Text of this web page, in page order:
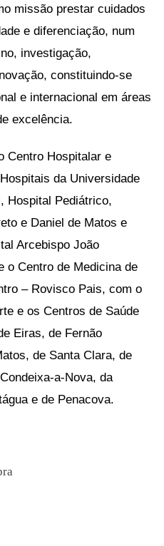
missão prestar cuidados
e diferenciação, num
investigação,
constituindo-se
e internacional em áreas
excelência.
Centro Hospitalar e
da Universidade
Hospital Pediátrico,
e Daniel de Matos e
Arcebispo João
o Centro de Medicina de
– Rovisco Pais, com o
e os Centros de Saúde
Eiras, de Fernão
de Santa Clara, de
a-Nova, da
e de Penacova.